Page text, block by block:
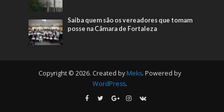
Saiba quem são os vereadores que tomam
posse na Câmara de Fortaleza
Copyright © 2026. Created by Meks. Powered by
WordPress.